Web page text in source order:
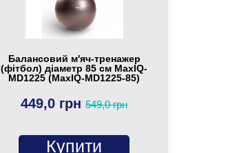
Балансовий м'яч-тренажер
(фітбол) діаметр 85 см MaxIQ-
MD1225 (MaxIQ-MD1225-85)
449,0 грн549,0 грн
Купити